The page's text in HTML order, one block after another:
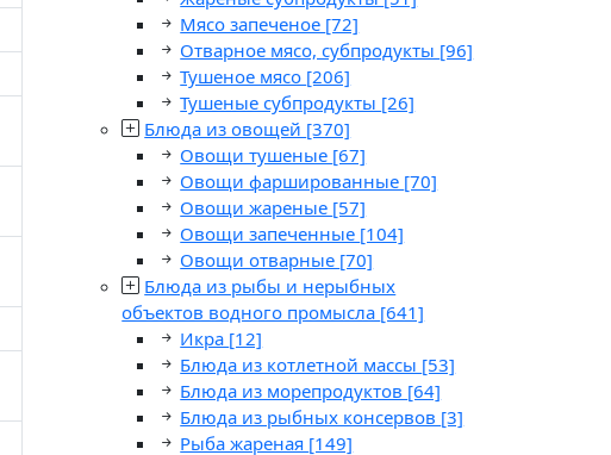
Мясо запеченое [72]
Отварное мясо, субпродукты [96]
Тушеное мясо [206]
Тушеные субпродукты [26]
Блюда из овощей [370]
Овощи тушеные [67]
Овощи фаршированные [70]
Овощи жареные [57]
Овощи запеченные [104]
Овощи отварные [70]
Блюда из рыбы и нерыбных
объектов водного промысла [641]
Икра [12]
Блюда из котлетной массы [53]
Блюда из морепродуктов [64]
Блюда из рыбных консервов [3]
Рыба жареная [149]